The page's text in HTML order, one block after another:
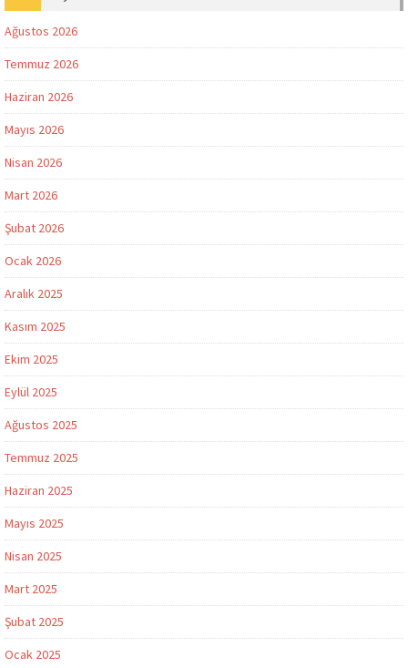
Ağustos 2026
Temmuz 2026
Haziran 2026
Mayıs 2026
Nisan 2026
Mart 2026
Şubat 2026
Ocak 2026
Aralık 2025
Kasım 2025
Ekim 2025
Eylül 2025
Ağustos 2025
Temmuz 2025
Haziran 2025
Mayıs 2025
Nisan 2025
Mart 2025
Şubat 2025
Ocak 2025